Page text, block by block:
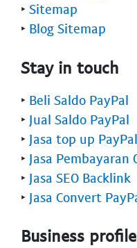
‣ Sitemap
‣ Blog Sitemap
Stay in touch
‣ Beli Saldo PayPal
‣ Jual Saldo PayPal
‣ Jasa top up PayPal
‣ Jasa Pembayaran
‣ Jasa SEO Backlink
‣ Jasa Convert
Business profile